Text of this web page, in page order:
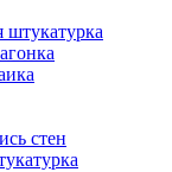
штукатурка
стен